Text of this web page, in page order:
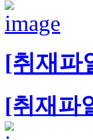
[취재파
[취재파